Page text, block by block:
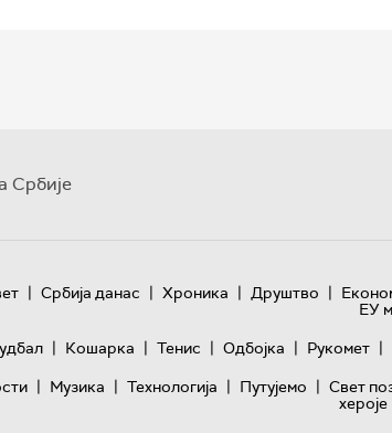
Србије
| Србија данас | Хроника | Друштво |
ЕУ
| Кошарка | Тенис | Одбојка | Рукомет |
| Музика | Технологијa | Путујемо | Свет
хероје